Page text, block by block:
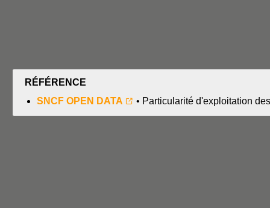
RÉFÉRENCE
SNCF OPEN DATA
• Particularité d'exploitation